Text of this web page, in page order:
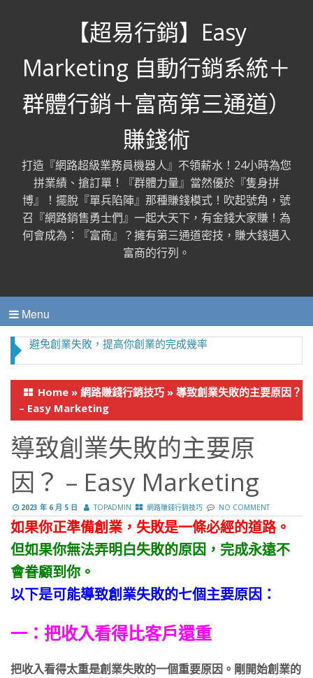
【超易行銷】Easy
Marketing 自動行銷系統＋
群體行銷＋富商第三通道）
賺錢術
打造『網路超級業務員機器人』不領薪水！24小時為您
拼業績、搶訂單！『群體力量』當然優於『隻身拼
博』！擺脫『單兵陷陣』那種賺錢模式！吹起號角，號
召『網路銷售勇士們』一起大天下，有金錢大家賺！為
何會成為：『富商』？擁有第三通道密技，賺大錢邁入
富商的行列。
Menu
避免創業失敗，提高你創業的完成幾率
Home » 網路賺錢行銷技巧 » 導致創業失敗的主要原因？
– Easy Marketing
導致創業失敗的主要原
因？ – Easy Marketing
2023 年 6 月 5 日 TOPADMIN 網路賺錢行銷技巧 NO COMMENT
如果你正準備創業，失敗是一條必經的道路。
但如果你無法弄明白失敗的原因，完成永遠不
會眷顧到你。
以下是可能導致創業失敗的七個主要原因：
一：把收入看得比客戶還重
把收入看得太重是創業失敗的一個重要原因。剛開始創業的